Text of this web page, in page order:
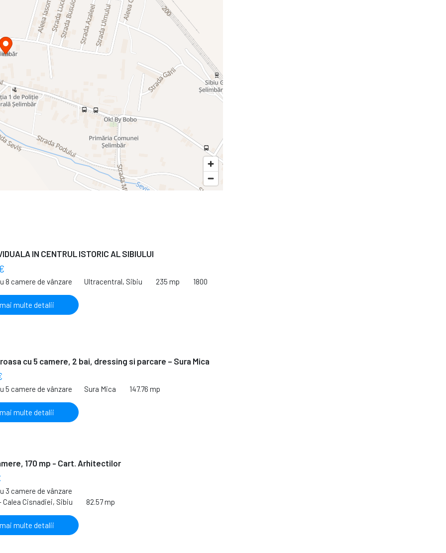
IN CENTRUL ISTORIC AL SIBIULUI
8 camere de vânzare Ultracentral, Sibiu 235 mp 1800
multe detalii
cu 5 camere, 2 bai, dressing si parcare – Sura Mica
5 camere de vânzare Sura Mica 147.76 mp
multe detalii
170 mp - Cart. Arhitectilor
3 camere de vânzare
Cisnadiei, Sibiu
82.57 mp
multe detalii